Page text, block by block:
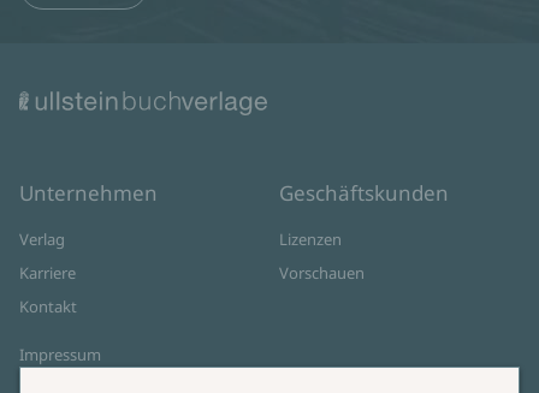
Unternehmen
Verlag
Karriere
Kontakt
Impressum
Geschäftskunden
Lizenzen
Vorschauen